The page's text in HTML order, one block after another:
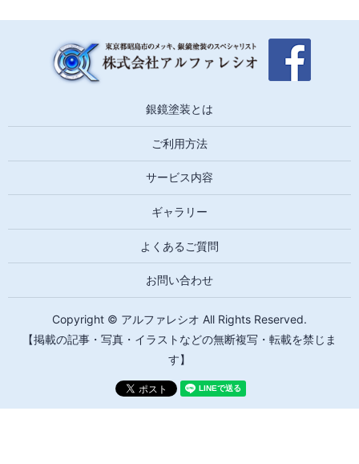
銀鏡塗装とは
ご利用方法
サービス内容
ギャラリー
よくあるご質問
お問い合わせ
Copyright © アルファレシオ All Rights Reserved.
【掲載の記事・写真・イラストなどの無断複写・転載を禁じま
す】